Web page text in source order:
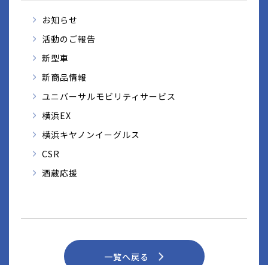
お知らせ
活動のご報告
新型車
新商品情報
ユニバーサルモビリティサービス
横浜EX
横浜キヤノンイーグルス
CSR
酒蔵応援
一覧へ戻る